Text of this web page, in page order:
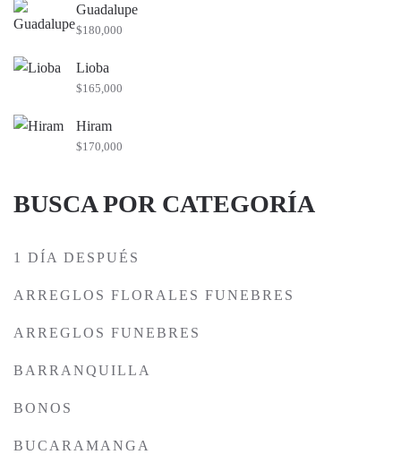
Guadalupe
$180,000
Lioba
$165,000
Hiram
$170,000
BUSCA POR CATEGORÍA
1 DÍA DESPUÉS
ARREGLOS FLORALES FUNEBRES
ARREGLOS FUNEBRES
BARRANQUILLA
BONOS
BUCARAMANGA